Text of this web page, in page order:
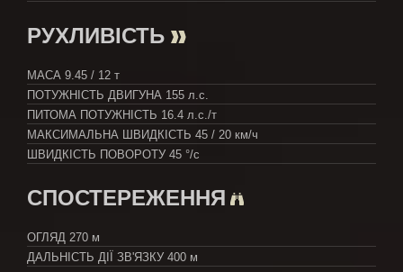
РУХЛИВІСТЬ
МАСА 9.45 / 12 т
ПОТУЖНІСТЬ ДВИГУНА 155 л.с.
ПИТОМА ПОТУЖНІСТЬ 16.4 л.с./т
МАКСИМАЛЬНА ШВИДКІСТЬ 45 / 20 км/ч
ШВИДКІСТЬ ПОВОРОТУ 45 °/с
СПОСТЕРЕЖЕННЯ
ОГЛЯД 270 м
ДАЛЬНІСТЬ ДІЇ ЗВ'ЯЗКУ 400 м